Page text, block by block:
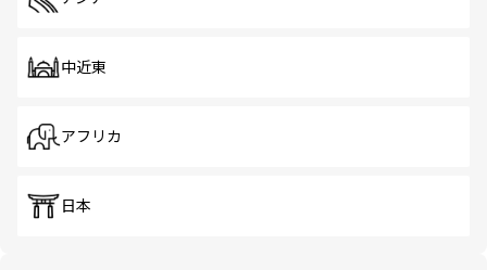
中近東
アフリカ
日本